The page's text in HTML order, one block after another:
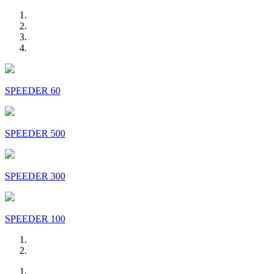
SPEEDER 60
SPEEDER 500
SPEEDER 300
SPEEDER 100